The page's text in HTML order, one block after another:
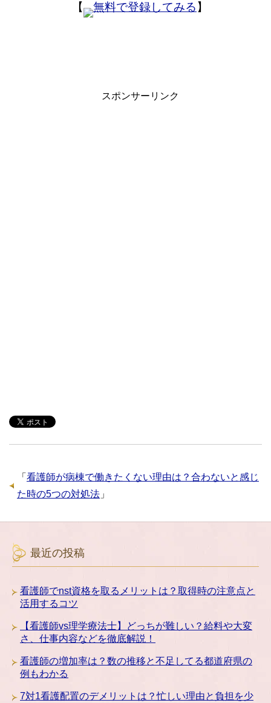
【 無料で登録してみる 】
スポンサーリンク
「 看護師が病棟で働きたくない理由は？合わないと感じ
た時の5つの対処法 」
最近の投稿
看護師でnst資格を取るメリットは？取得時の注意点と
活用するコツ
【看護師vs理学療法士】どっちが難しい？給料や大変
さ、仕事内容などを徹底解説！
看護師の増加率は？数の推移と不足してる都道府県の
例もわかる
7対1看護配置のデメリットは？忙しい理由と負担を少